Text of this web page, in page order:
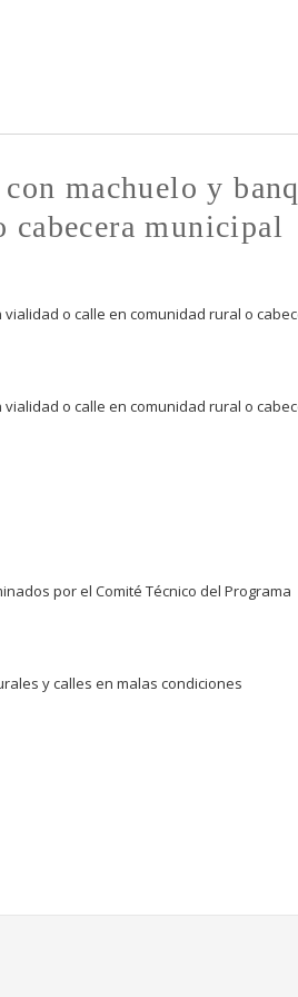
machuelo y
municipal
o calle en comunidad rural o
o calle en comunidad rural o
por el Comité Técnico del Programa
y calles en malas condiciones